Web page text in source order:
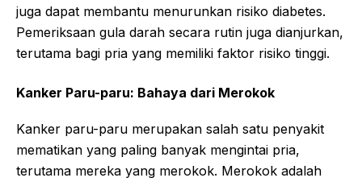
juga dapat membantu menurunkan risiko diabetes.
Pemeriksaan gula darah secara rutin juga dianjurkan,
terutama bagi pria yang memiliki faktor risiko tinggi.
Kanker Paru-paru: Bahaya dari Merokok
Kanker paru-paru merupakan salah satu penyakit
mematikan yang paling banyak mengintai pria,
terutama mereka yang merokok. Merokok adalah